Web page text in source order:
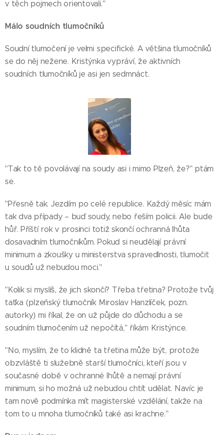
v těch pojmech orientovali."
Málo soudních tlumočníků
Soudní tlumočení je velmi specifické. A většina tlumočníků
se do něj nežene. Kristýnka vypráví, že aktivních
soudních tlumočníků je asi jen sedmnáct.
"Tak to tě povolávají na soudy asi i mimo Plzeň, že?" ptám
se.
"Přesně tak. Jezdím po celé republice. Každý měsíc mám
tak dva případy – buď soudy, nebo řeším policii. Ale bude
hůř. Příští rok v prosinci totiž skončí ochranná lhůta
dosavadním tlumočníkům. Pokud si neudělají právní
minimum a zkoušky u ministerstva spravedlnosti, tlumočit
u soudů už nebudou moci."
"Kolik si myslíš, že jich skončí? Třeba třetina? Protože tvůj
taťka (plzeňský tlumočník Miroslav Hanzlíček, pozn.
autorky) mi říkal, že on už půjde do důchodu a se
soudním tlumočením už nepočítá," říkám Kristýnce.
"No, myslím, že to klidně ta třetina může být, protože
obzvláště ti služebně starší tlumočníci, kteří jsou v
současné době v ochranné lhůtě a nemají právní
minimum, si ho možná už nebudou chtít udělat. Navíc je
tam nově podmínka mít magisterské vzdělání, takže na
tom to u mnoha tlumočníků také asi krachne."